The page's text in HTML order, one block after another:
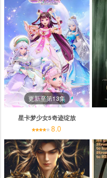
更新至第13集
星卡梦少女5奇迹绽放
8.0